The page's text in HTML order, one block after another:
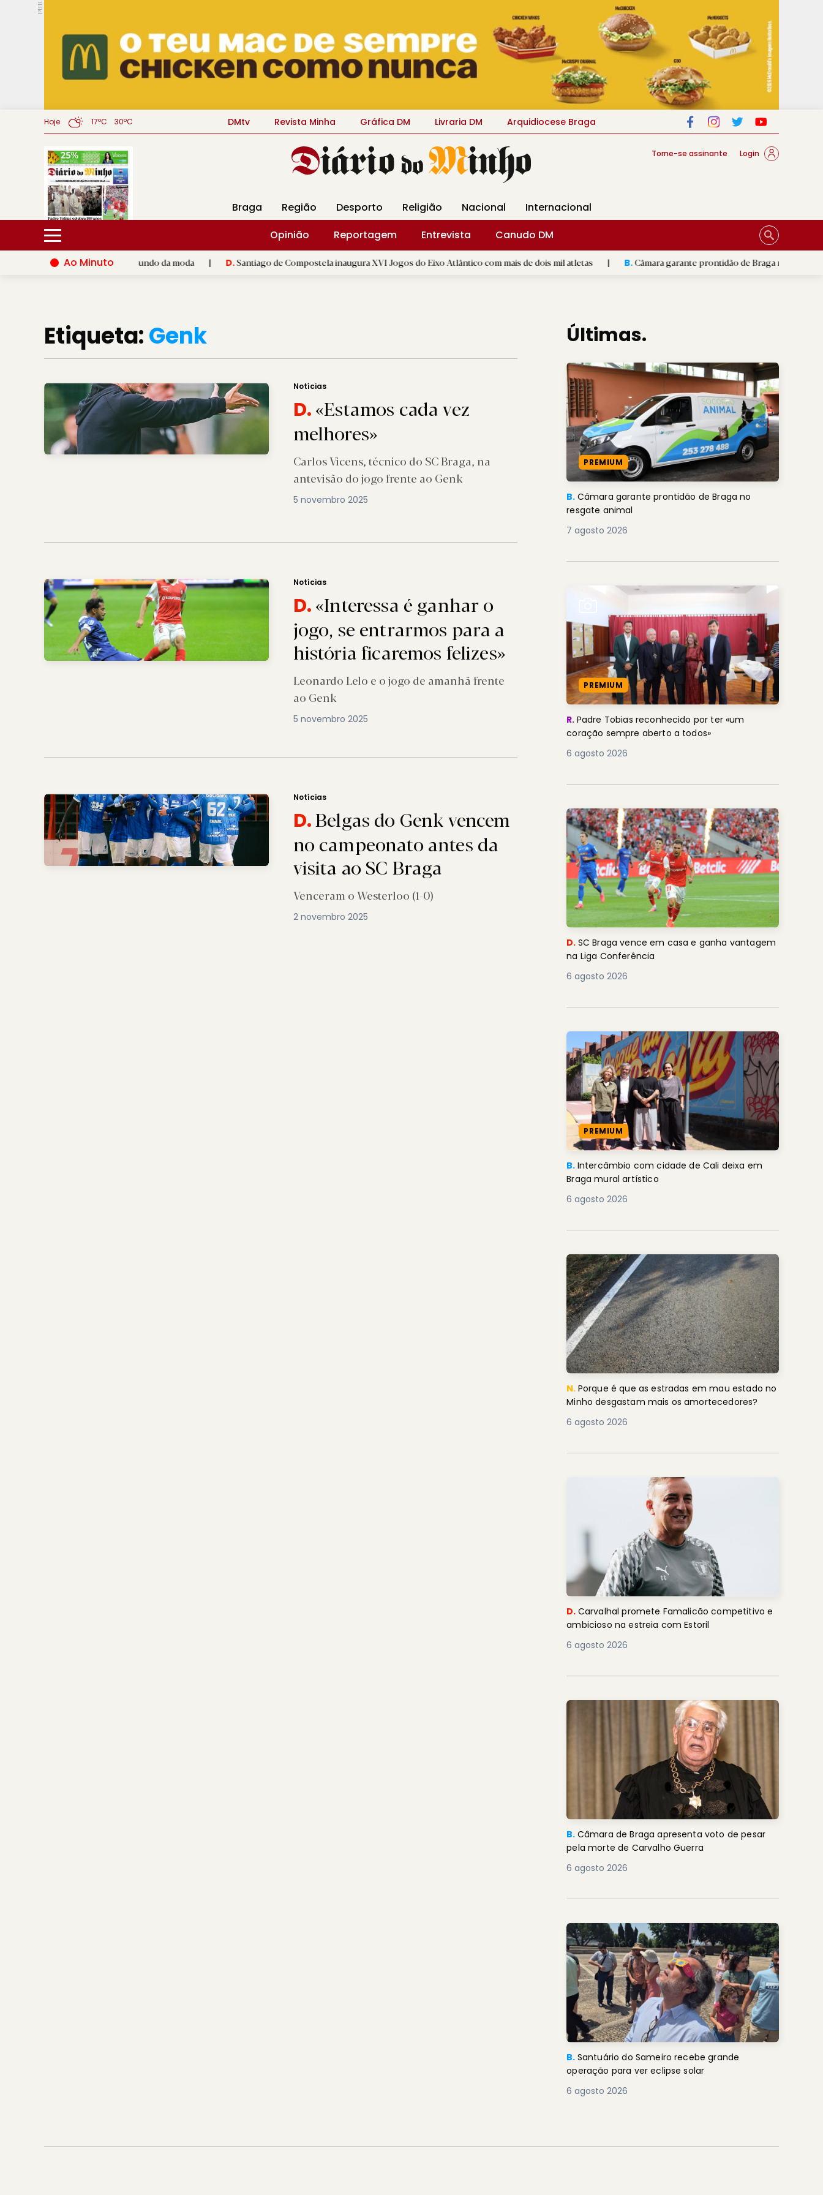
PUB.
Hoje 17ºC 30ºC DMtv Revista Minha Gráfica DM Livraria DM Arquidiocese Braga
Torne-se assinante Login
Braga Região Desporto Religião Nacional
Internacional
Opinião
Reportagem Entrevista
Canudo DM
Ao Minuto
e à inovação do mundo da moda | D.Santiago de Compostela inaugura XVI Jogos do Eixo Atlântico com mais de dois mil atletas | B.Câmara garante prontidão de Braga no resgate animal
Etiqueta:Genk
Notícias
D.«Estamos cada vez
melhores»
Carlos Vicens, técnico do SC Braga, na
antevisão do jogo frente ao Genk
5 novembro 2025
Notícias
D.«Interessa é ganhar o
jogo, se entrarmos para a
história ficaremos felizes»
Leonardo Lelo e o jogo de amanhã frente
ao Genk
5 novembro 2025
Notícias
D.Belgas do Genk vencem
no campeonato antes da
visita ao SC Braga
Venceram o Westerloo (1-0)
2 novembro 2025
Últimas.
PREMIUM
B. Câmara garante prontidão de Braga no
resgate animal
7 agosto 2026
PREMIUM
R. Padre Tobias reconhecido por ter «um
coração sempre aberto a todos»
6 agosto 2026
D. SC Braga vence em casa e ganha vantagem
na Liga Conferência
6 agosto 2026
PREMIUM
B. Intercâmbio com cidade de Cali deixa em
Braga mural artístico
6 agosto 2026
N. Porque é que as estradas em mau estado no
Minho desgastam mais os amortecedores?
6 agosto 2026
D. Carvalhal promete Famalicão competitivo e
ambicioso na estreia com Estoril
6 agosto 2026
B. Câmara de Braga apresenta voto de pesar
pela morte de Carvalho Guerra
6 agosto 2026
B. Santuário do Sameiro recebe grande
operação para ver eclipse solar
6 agosto 2026